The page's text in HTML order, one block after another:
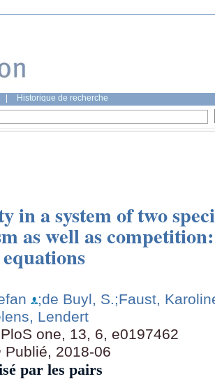
Historique de recherche
in a system of two
as well as
;de Buyl, S.;Faust,
Lendert
PloS one, 13, 6, e0197462
Publié, 2018-06
par les pairs